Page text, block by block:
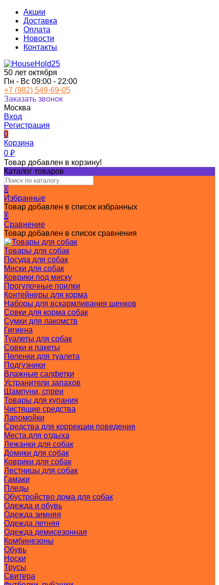
Акции
Доставка
Оплата
Новости
Контакты
50 лет октября
Пн - Вс 09:00 - 22:00
+7 (982) 549-69-05
Заказать звонок
Москва
Вход
Регистрация
0
Корзина
0 ₽
Товар добавлен в корзину!
Каталог товаров
0
Избранные
Товар добавлен в список избранных
0
Сравнение
Товар добавлен в список сравнения
Товары для собак
Посуда для собак
Миски для собак
Коврики под миску
Прогулочные поилки
Контейнеры для корма
Наборы для вскармливания щенков
Совки для корма собак
Сумки для лакомств
Гигиена
Туалеты для собак
Совки и пакеты
Пеленки для туалета
Подгузники
Влажные салфетки
Устранители запахов
Шампуни, спреи
Товары для купания
Чистящие средства
Лапомойки
Средства для коррекции поведения
Места для отдыха
Лежанки для собак
Домики для собак
Коврики для собак
Лестницы для собак
Гамаки
Пледы
Обустройство дома для собак
Одежда и обувь
Одежда зимняя
Одежда летняя
Одежда демисезонная
Комбинезоны
Обувь
Носки
Трусы
Свитера